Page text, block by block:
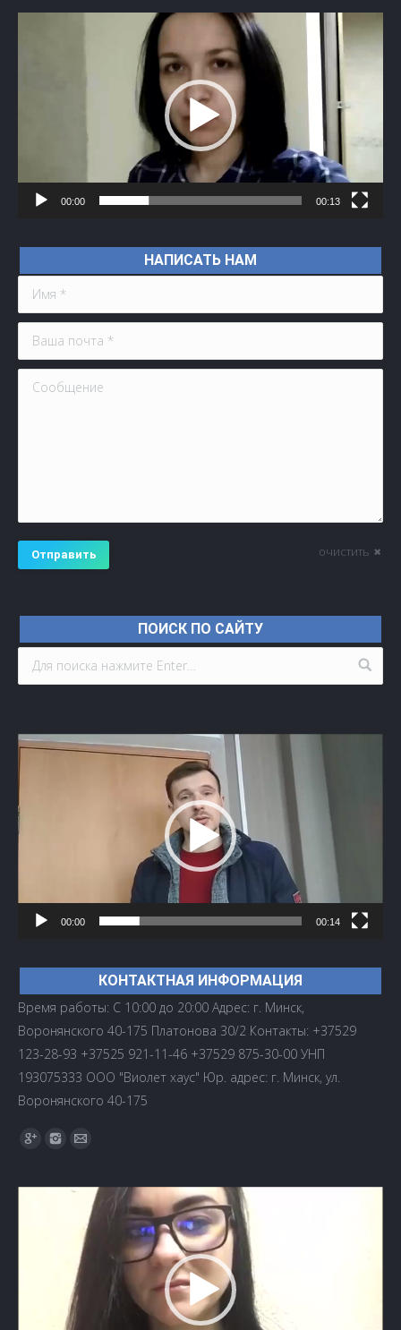
00:00 00:13
НАПИСАТЬ НАМ
Имя *
Ваша почта *
Сообщение
Отправить очистить
ПОИСК ПО САЙТУ
Видеоплеер
00:00 00:14
КОНТАКТНАЯ ИНФОРМАЦИЯ
Время работы: С 10:00 до 20:00 Адрес: г. Минск,
Воронянского 40-175 Платонова 30/2 Контакты: +37529
123-28-93 +37525 921-11-46 +37529 875-30-00 УНП
193075333 ООО "Виолет хаус" Юр. адрес: г. Минск, ул.
Воронянского 40-175
Найдите нас:
Видеоплеер